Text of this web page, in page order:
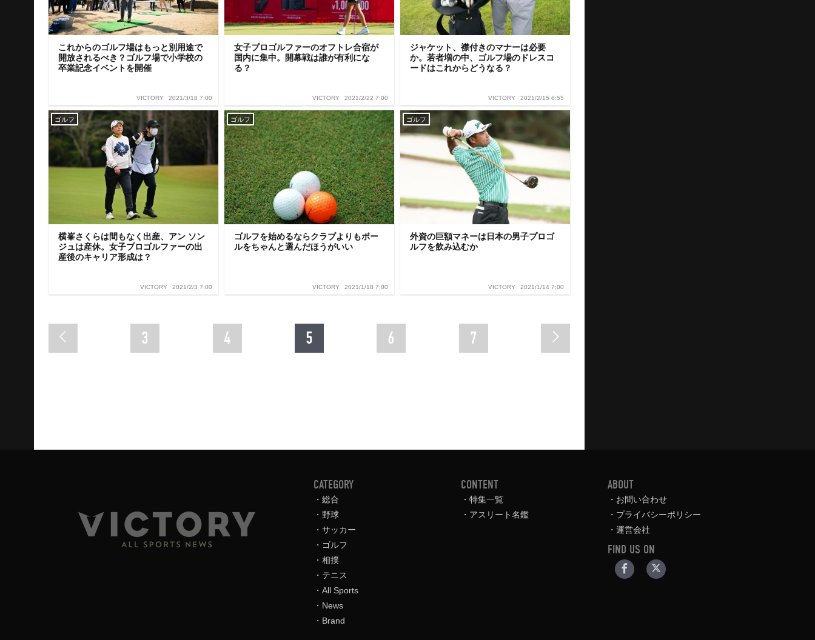
これからのゴルフ場はもっと別用途で
開放されるべき？ゴルフ場で小学校の
卒業記念イベントを開催
VICTORY 2021/3/18 7:00
女子プロゴルファーのオフトレ合宿が
国内に集中。開幕戦は誰が有利にな
る？
VICTORY 2021/2/22 7:00
ジャケット、襟付きのマナーは必要
か。若者増の中、ゴルフ場のドレスコ
ードはこれからどうなる？
VICTORY 2021/2/15 6:55
ゴルフ
横峯さくらは間もなく出産、アン ソン
ジュは産休。女子プロゴルファーの出
産後のキャリア形成は？
VICTORY 2021/2/3 7:00
ゴルフ
ゴルフを始めるならクラブよりもボー
ルをちゃんと選んだほうがいい
VICTORY 2021/1/18 7:00
ゴルフ
外資の巨額マネーは日本の男子プロゴ
ルフを飲み込むか
VICTORY 2021/1/14 7:00
3 4 5 6 7
CATEGORY
総合
野球
サッカー
ゴルフ
相撲
テニス
All Sports
News
Brand
CONTENT
特集一覧
アスリート名鑑
ABOUT
お問い合わせ
プライバシーポリシー
運営会社
FIND US ON